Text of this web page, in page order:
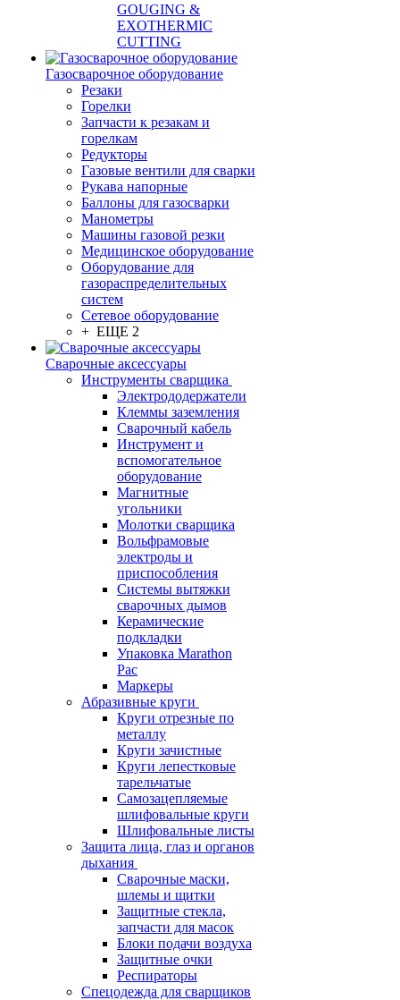
GOUGING &
EXOTHERMIC
CUTTING
Газосварочное оборудование
Резаки
Горелки
Запчасти к резакам и
горелкам
Редукторы
Газовые вентили для сварки
Рукава напорные
Баллоны для газосварки
Манометры
Машины газовой резки
Медицинское оборудование
Оборудование для
газораспределительных
систем
Сетевое оборудование
+ ЕЩЕ 2
Сварочные аксессуары
Инструменты сварщика
Электрододержатели
Клеммы заземления
Сварочный кабель
Инструмент и
вспомогательное
оборудование
Магнитные
угольники
Молотки сварщика
Вольфрамовые
электроды и
приспособления
Системы вытяжки
сварочных дымов
Керамические
подкладки
Упаковка Marathon
Pac
Маркеры
Абразивные круги
Круги отрезные по
металлу
Круги зачистные
Круги лепестковые
тарельчатые
Самозацепляемые
шлифовальные круги
Шлифовальные листы
Защита лица, глаз и органов
дыхания
Сварочные маски,
шлемы и щитки
Защитные стекла,
запчасти для масок
Блоки подачи воздуха
Защитные очки
Респираторы
Спецодежда для сварщиков